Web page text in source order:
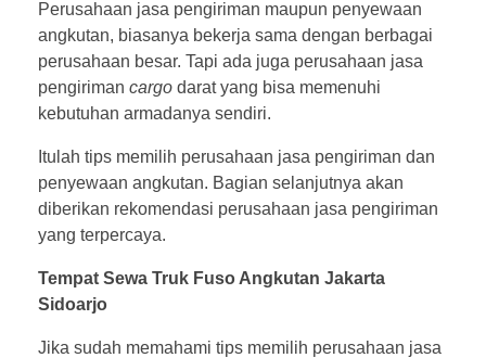
Perusahaan jasa pengiriman maupun penyewaan
angkutan, biasanya bekerja sama dengan berbagai
perusahaan besar. Tapi ada juga perusahaan jasa
pengiriman cargo darat yang bisa memenuhi
kebutuhan armadanya sendiri.
Itulah tips memilih perusahaan jasa pengiriman dan
penyewaan angkutan. Bagian selanjutnya akan
diberikan rekomendasi perusahaan jasa pengiriman
yang terpercaya.
Tempat Sewa Truk Fuso Angkutan Jakarta
Sidoarjo
Jika sudah memahami tips memilih perusahaan jasa